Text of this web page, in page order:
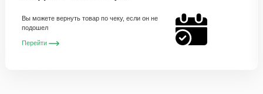
Вы можете вернуть товар по чеку, если он не
подошел
Перейти